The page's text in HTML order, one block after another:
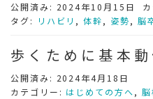
公開済み: 2024年10月15日
タグ:
リハビリ ,体幹, 姿勢, 脳
歩くために基本動
公開済み: 2024年4月18日
カテゴリー: はじめての方へ,